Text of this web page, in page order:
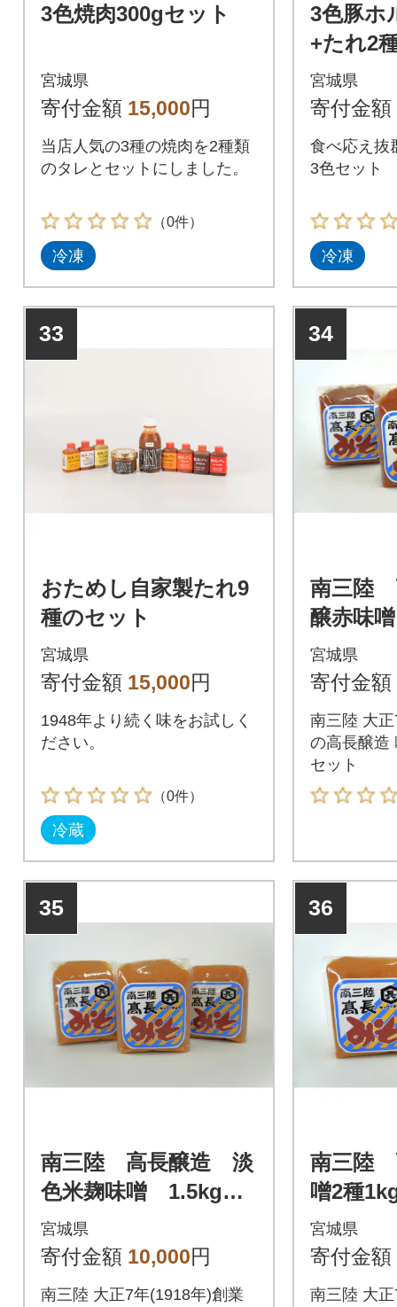
3色焼肉300gセット
宮城県
寄付金額 15,000円
当店人気の3種の焼肉を2種類
のタレとセットにしました。
（0件）
冷凍
3色豚ホ
+たれ2
宮城県
寄付金額
食べ応え抜
3色セット
冷凍
33
おためし自家製たれ9
種のセット
宮城県
寄付金額 15,000円
1948年より続く味をお試しく
ださい。
（0件）
冷蔵
34
南三陸
醸赤味
ト
宮城県
寄付金額
南三陸 大
の高長醸造
セット
35
南三陸 高長醸造 淡
色米麹味噌 1.5kgセ
ット(500g×3個)
宮城県
寄付金額 10,000円
南三陸 大正7年(1918年)創業
36
南三陸
噌2種
噌
噌
宮城県
寄付金額
南三陸 大